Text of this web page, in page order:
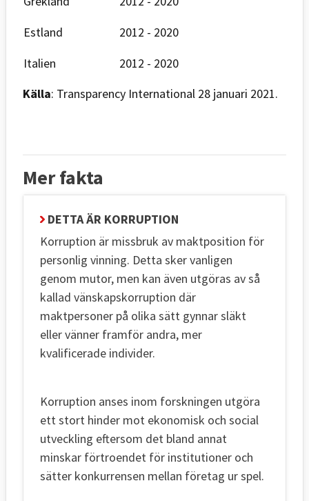
Estland
2012 - 2020
Italien
2012 - 2020
Källa: Transparency International 28 januari 2021.
Mer fakta
DETTA ÄR KORRUPTION
Korruption är missbruk av maktposition för
personlig vinning. Detta sker vanligen
genom mutor, men kan även utgöras av så
kallad vänskapskorruption där
maktpersoner på olika sätt gynnar släkt
eller vänner framför andra, mer
kvalificerade individer.
Korruption anses inom forskningen utgöra
ett stort hinder mot ekonomisk och social
utveckling eftersom det bland annat
minskar förtroendet för institutioner och
sätter konkurrensen mellan företag ur spel.